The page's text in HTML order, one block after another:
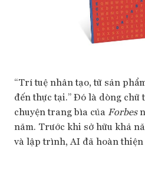
“Trí tuệ nhân tạo, từ sản
đến thực tại.” Đó là dòng chữ
chuyện trang bìa của Forbes
năm. Trước khi sở hữu khả
và lập trình, AI đã hoàn thiện